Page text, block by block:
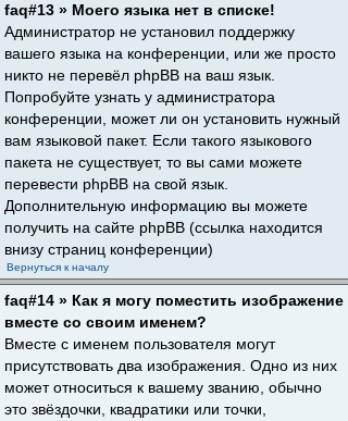
faq#13 » Моего языка нет в списке!
Администратор не установил поддержку
вашего языка на конференции, или же просто
никто не перевёл phpBB на ваш язык.
Попробуйте узнать у администратора
конференции, может ли он установить нужный
вам языковой пакет. Если такого языкового
пакета не существует, то вы сами можете
перевести phpBB на свой язык.
Дополнительную информацию вы можете
получить на сайте phpBB (ссылка находится
внизу страниц конференции)
Вернуться к началу
faq#14 » Как я могу поместить изображение
вместе со своим именем?
Вместе с именем пользователя могут
присутствовать два изображения. Одно из них
может относиться к вашему званию, обычно
это звёздочки, квадратики или точки,